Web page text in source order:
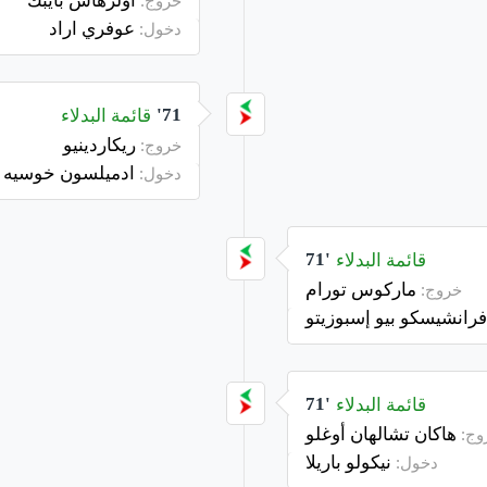
دخول: عوفري اراد
71' قائمة البدلاء
خروج: ريكاردينيو
دخول: ادميلسون خوسيه
71' قائمة البدلاء
خروج: ماركوس تورام
فرانشيسكو بيو إسبوزيتو
71' قائمة البدلاء
هاكان تشالهان أوغلو
دخول: نيكولو باريلا